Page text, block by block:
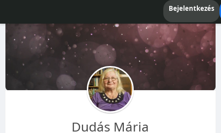
Bejelentkezés
Dudás Mária